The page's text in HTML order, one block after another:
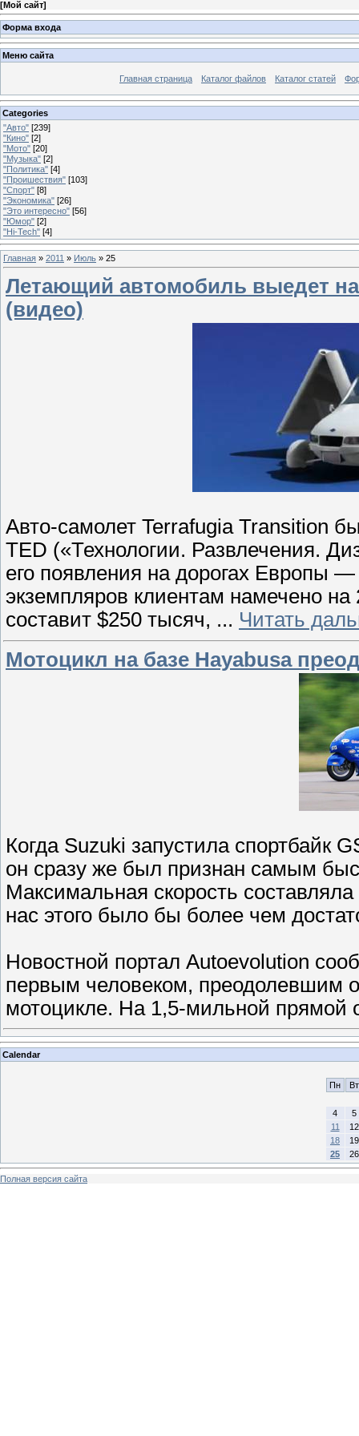
[Мой сайт]
Форма входа
Меню сайта
Главная страница Каталог файлов Каталог статей
Categories
"Авто" [239]
"Кино" [2]
"Мото" [20]
"Музыка" [2]
"Политика" [4]
"Проишествия" [103]
"Спорт" [8]
"Экономика" [26]
"Это интересно" [56]
"Юмор" [2]
"Hi-Tech" [4]
Главная » 2011 » Июль » 25
Летающий автомобиль выедет на
(видео)
Авто-самолет Terrafugia Transition
TED («Технологии. Развлечения.
его появления на дорогах Европы
экземпляров клиентам намечено
составит $250 тысяч, ... Читать
Мотоцикл на базе Hayabusa
Когда Suzuki запустила спортбайк
он сразу же был признан самым
Максимальная скорость
нас этого было бы более чем
Новостной портал Autoevolution
первым человеком, преодолевшим
мотоцикле. На 1,5-мильной прямой
Calendar
Пн Вт
4
5
11
12
18
19
25
26
Полная версия сайта